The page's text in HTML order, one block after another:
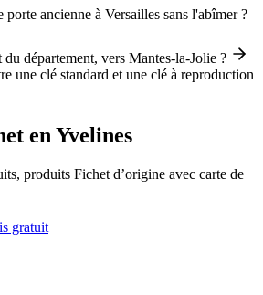
porte ancienne à Versailles sans l'abîmer ?
département, vers Mantes-la-Jolie ?
une clé standard et une clé à reproduction
en Yvelines
produits Fichet d’origine avec carte de
gratuit